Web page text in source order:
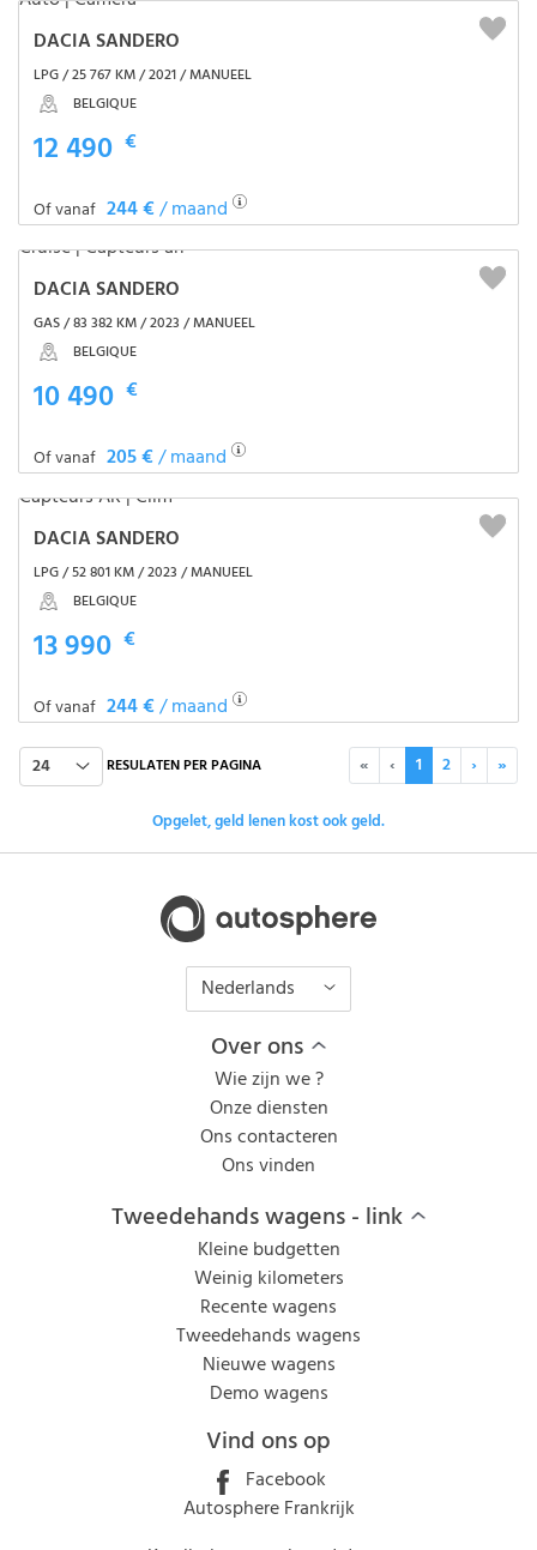
DACIA SANDERO
LPG / 25 767 KM / 2021 / MANUEEL
BELGIQUE
12 490 €
Of vanaf 244 €/ maand
DACIA SANDERO
GAS / 83 382 KM / 2023 / MANUEEL
BELGIQUE
10 490 €
Of vanaf 205 €/ maand
DACIA SANDERO
LPG / 52 801 KM / 2023 / MANUEEL
BELGIQUE
13 990 €
Of vanaf 244 €/ maand
24 RESULATEN PER PAGINA « ‹ 1 2 › »
Opgelet, geld lenen kost ook geld.
Nederlands
Over ons
Wie zijn we ?
Onze diensten
Ons contacteren
Ons vinden
Tweedehands wagens - link
Kleine budgetten
Weinig kilometers
Recente wagens
Tweedehands wagens
Nieuwe wagens
Demo wagens
Vind ons op
Facebook
Autosphere Frankrijk